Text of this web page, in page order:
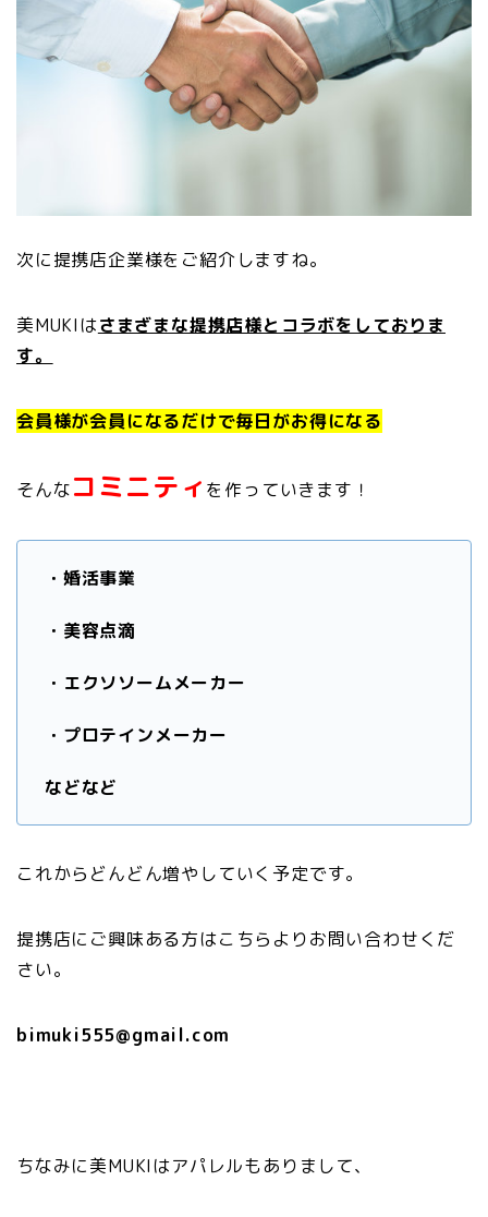
次に提携店企業様をご紹介しますね。
美MUKIはさまざまな提携店様とコラボをしておりま
す。
会員様が会員になるだけで毎日がお得になる
そんなコミニティ を作っていきます！
・婚活事業
・美容点滴
・エクソソームメーカー
・プロテインメーカー
などなど
これからどんどん増やしていく予定です。
提携店にご興味ある方はこちらよりお問い合わせくだ
さい。
bimuki555@gmail.com
ちなみに美MUKIはアパレルもありまして、